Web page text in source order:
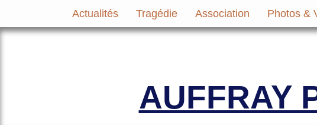
Actualités Tragédie Association Photos &
AUFFRAY